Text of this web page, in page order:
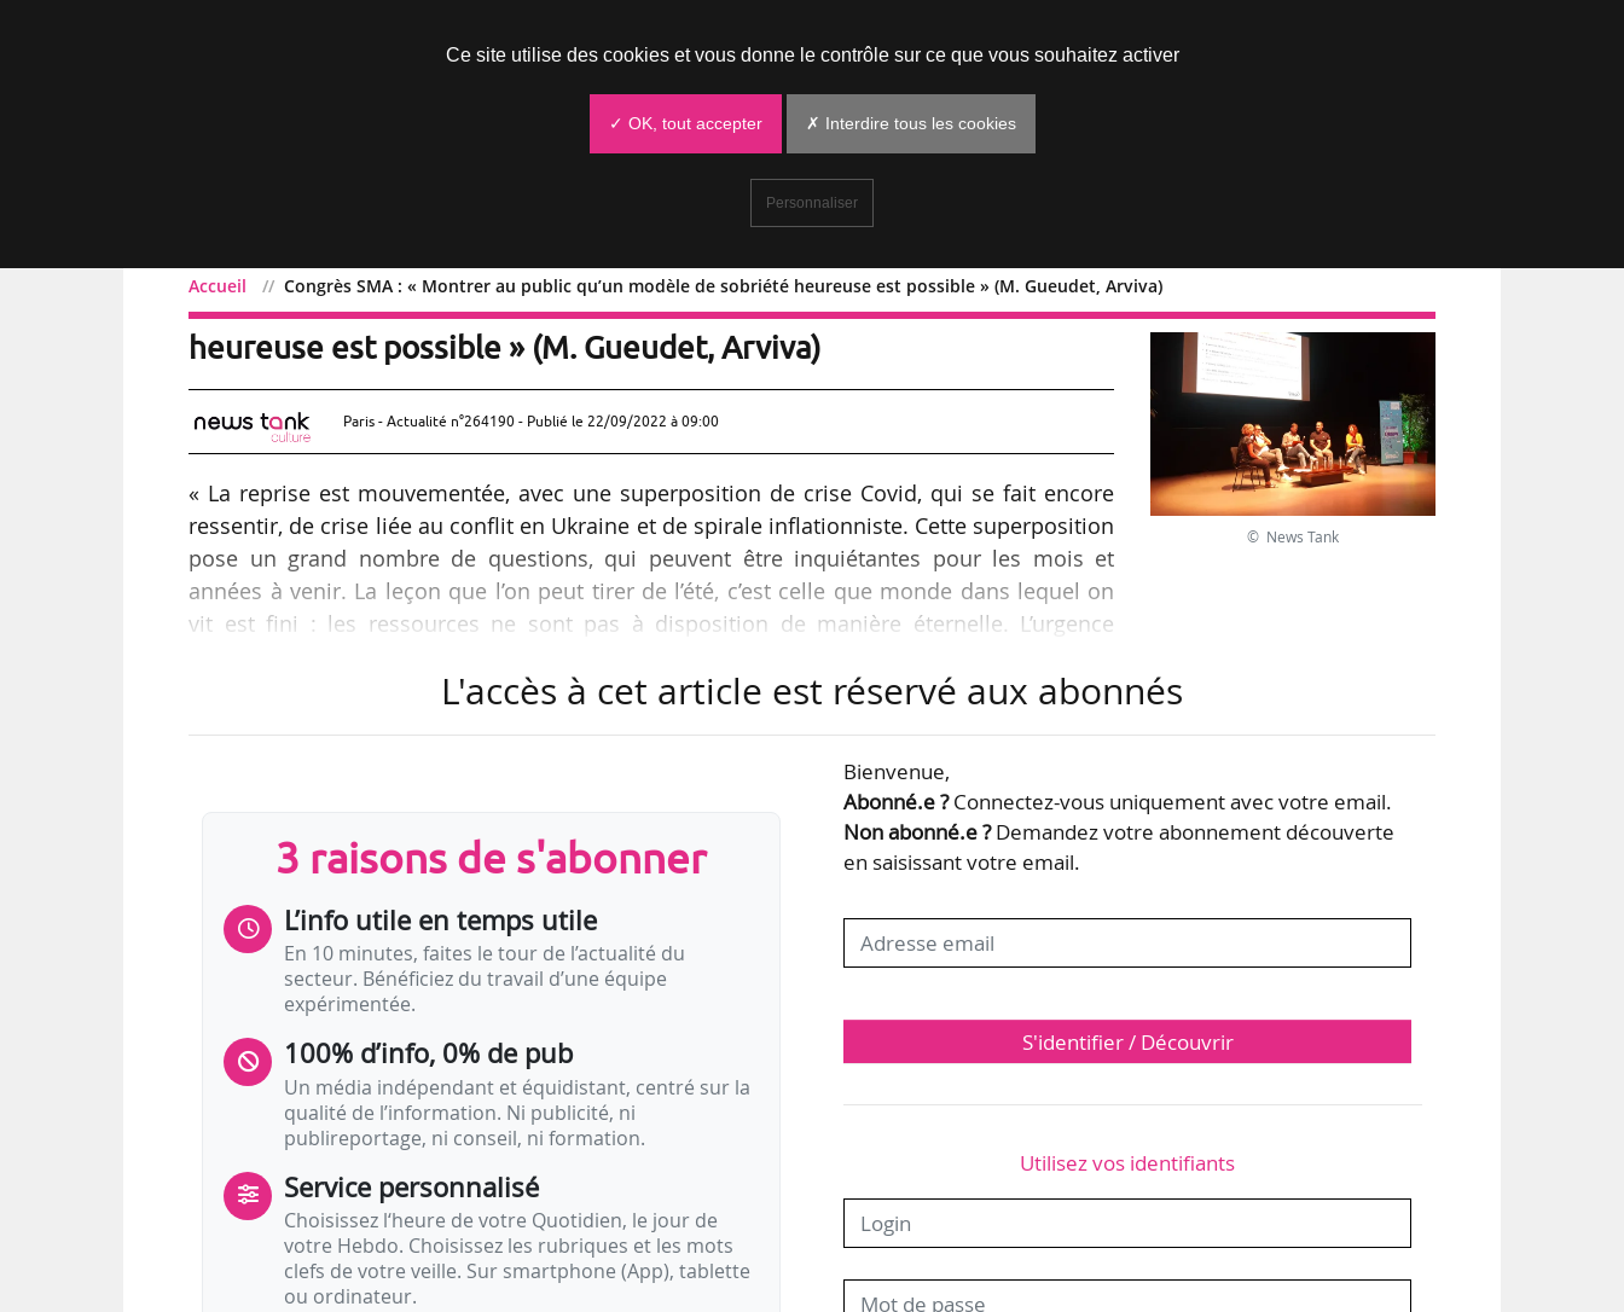
Accueil Congrès SMA : « Montrer au public qu’un modèle de sobriété heureuse est possible » (M. Gueudet, Arviva)
Congrès SMA : « Montrer au public qu’un modèle de sobriété
heureuse est possible » (M. Gueudet, Arviva)
Paris - Actualité n°264190 - Publié le 22/09/2022 à 09:00
« La reprise est mouvementée, avec une superposition de crise Covid, qui se fait encore
ressentir, de crise liée au conflit en Ukraine et de spirale inflationniste. Cette superposition
pose un grand nombre de questions, qui peuvent être inquiétantes pour les mois et
années à venir. La leçon que l’on peut tirer de l’été, c’est celle que monde dans lequel on
vit est fini : les ressources ne sont pas à disposition de manière éternelle. L’urgence
pouvait nous impacter », déclare Laurent Decès, président du SMA, lors du grand débat du
© News Tank
L'accès à cet article est réservé aux abonnés
3 raisons de s'abonner
L’info utile en temps utile
En 10 minutes, faites le tour de l’actualité du
secteur. Bénéficiez du travail d’une équipe
expérimentée.
100% d’info, 0% de pub
Un média indépendant et équidistant, centré sur la
qualité de l’information. Ni publicité, ni
publireportage, ni conseil, ni formation.
Service personnalisé
Choisissez l‘heure de votre Quotidien, le jour de
votre Hebdo. Choisissez les rubriques et les mots
clefs de votre veille. Sur smartphone (App), tablette
ou ordinateur.
Bienvenue,
Abonné.e ?Connectez-vous uniquement avec votre email.
Non abonné.e ?Demandez votre abonnement découverte
en saisissant votre email.
S'identifier / Découvrir
Utilisez vos identifiants
Ce site utilise des cookies et vous donne le contrôle sur ce que vous souhaitez activer
✓ OK, tout accepter ✗ Interdire tous les cookies
Personnaliser